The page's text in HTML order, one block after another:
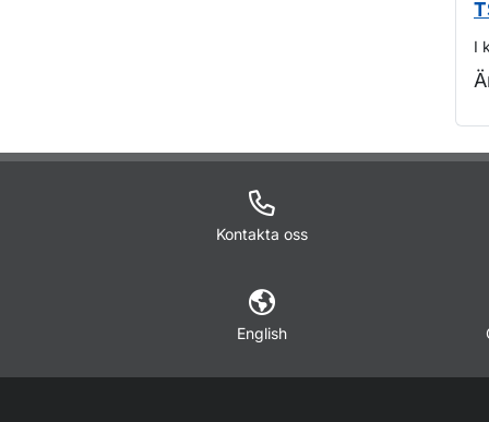
I
Kontakta oss
English